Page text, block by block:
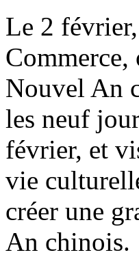
Le 2
Nouvel An
les neuf
février, et
vie
créer une
An chinois.